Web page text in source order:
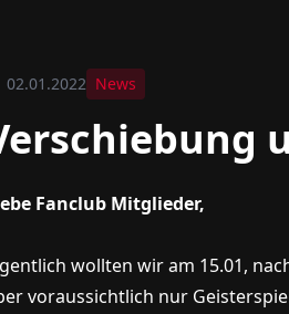
02.01.2022 News
Fanclub Mitglieder,
wollten wir am 15.01,
voraussichtlich nur